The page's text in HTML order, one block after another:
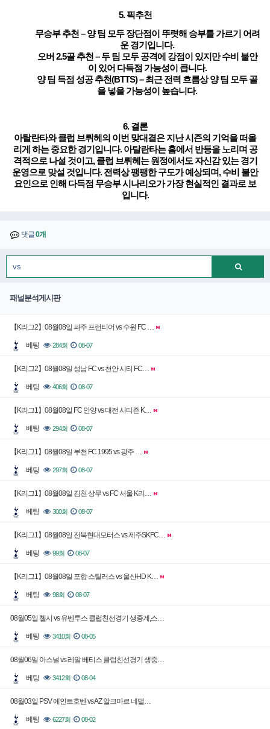
5. 픽추천
무승부 추천 – 양 팀 모두 장단점이 뚜렷해 승부를 가르기 어려
운 경기입니다.
오버 2.5골 추천 – 두 팀 모두 공격에 강점이 있지만 수비 불안
이 있어 다득점 가능성이 큽니다.
양 팀 득점 성공 추천(BTTS)– 최근 전력 흐름상 양 팀 모두 골
을 넣을 가능성이 높습니다.
6. 결론
아탈란타와 클럽 브뤼헤 의 이번 맞대결은 지난 시즌의 기억을 떠올
리게 하는 중요한 경기입니다. 아탈란타는 홈에서 반등을 노리며 공
격적으로 나설 것이고, 클럽 브뤼헤 는 원정에서도 자신감 있는 경기
운영으로 맞설 것입니다. 전력상 팽팽한 구도가 예상되며, 수비 불안
요인으로 인해 다득점 무승부 시나리오가 가장 현실적인 결과로 보
입니다.
댓글0개
패널분석게시판
【K리그2】08월08일 파주 프런티어 vs 수원 FC …
베팅 284회 08-07
【K리그2】08월08일 성남 FC vs 천안 시티 FC…
베팅 406회 08-07
【K리그1】08월08일 FC 안양 vs 대전 시티즌 K…
베팅 294회 08-07
【K리그1】08월08일 부천 FC 1995 vs 광주 …
베팅 297회 08-07
【K리그1】08월08일 김천 상무 vs FC 서울 K리…
베팅 300회 08-07
【K리그1】08월08일 전북현대모터스 vs 제주SKFC…
베팅 99회 08-07
【K리그1】08월08일 포항 스틸러스 vs 울산HD K…
베팅 98회 08-07
08월05일 첼시 vs 유벤투스 클럽친선경기 생중계,스…
베팅 3410회 08-05
08월06일 아스널 vs 레알 베티스 클럽친선경기 생중…
베팅 3412회 08-04
08월03일 PSV 에인트호벤 vs AZ 알크마르 네덜…
베팅 6227회 08-02